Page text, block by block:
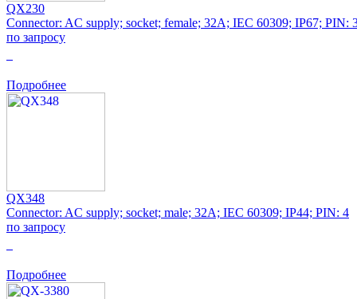
QX230
Connector: AC supply; socket; female; 32A; IEC 60309; IP67; PIN:
по запросу
Подробнее
QX348
Connector: AC supply; socket; male; 32A; IEC 60309; IP44; PIN: 4
по запросу
Подробнее